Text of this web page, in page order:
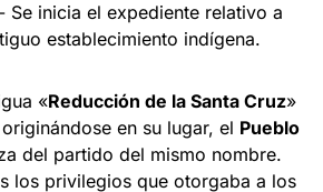
Se inicia el expediente relativo a
esta­blecimiento indígena.
«Reducción de la Santa Cruz»
en su lugar, el Pueblo
del partido del mismo nombre.
los privile­gios que otorgaba a los